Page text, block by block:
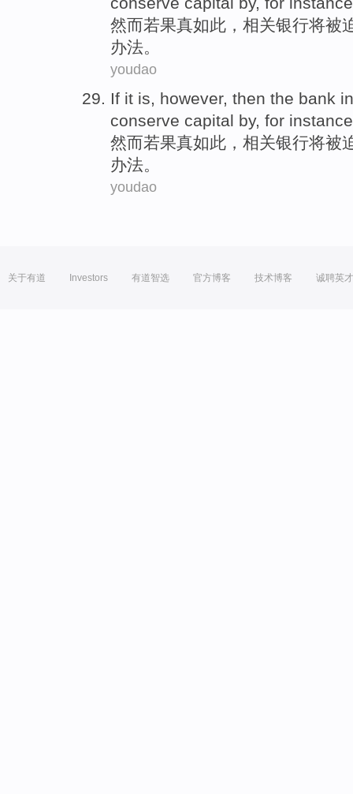
然而若果真如此， 相关银行将被
办法。
youdao
If it is, however, then the bank
conserve capital by, for instance
然而若果真如此， 相关银行将被
办法。
youdao
关于有道 Investors 有道智选 官方博客 技术博客 诚聘英才